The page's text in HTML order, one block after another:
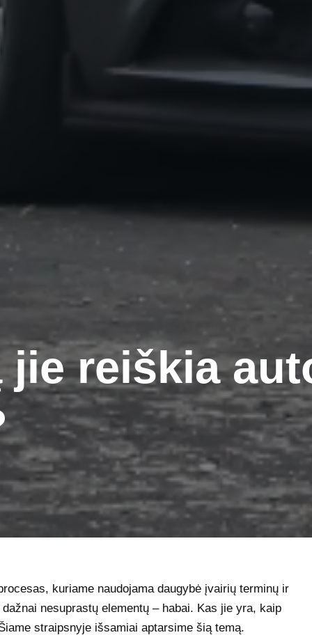
jie reiškia
kuriame naudojama daugybė įvairių terminų ir
nesuprastų elementų – habai. Kas jie yra, kaip
straipsnyje išsamiai aptarsime šią temą.